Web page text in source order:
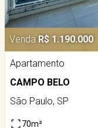
Venda R$ 1.190.000
Apartamento
CAMPO BELO
São Paulo, SP
70m²